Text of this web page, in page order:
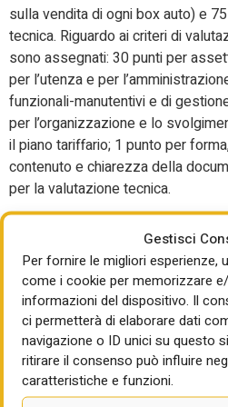
Gestisci
Per fornire le migliori esperienze,
come i cookie per memorizzare
informazioni del dispositivo. Il
ci permetterà di elaborare dati
navigazione o ID unici su questo
ritirare il consenso può influire
caratteristiche e funzioni.
sulla vendita di ogni box auto) e
tecnica. Riguardo ai criteri di
sono assegnati: 30 punti per
per l’utenza e per
funzionali-manutentivi e di
per l’organizzazione e lo
il piano tariffario; 1 punto per
contenuto e chiarezza della
per la valutazione tecnica.
Riguardo ai tempi sono previsti:
la fase di progettazione ed
60 giorni per la redazione,
progetto esecutivo e 750 giorni
40 anni di durata massima del
comprensivi della progettazione
costruzione e della gestione a
stipula del contratto.